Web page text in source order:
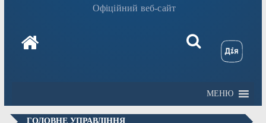
Офіційний веб-сайт
МЕНЮ
ГОЛОВНЕ УПРАВЛІННЯ